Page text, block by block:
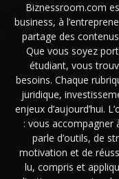
Biznessroom.com
business, à
partage des
Que vous soyez
étudiant, vous
besoins. Chaque
juridique,
enjeux d’aujourd’hui.
: vous accompagner
parle d’outils, de
motivation et de
lu, compris et